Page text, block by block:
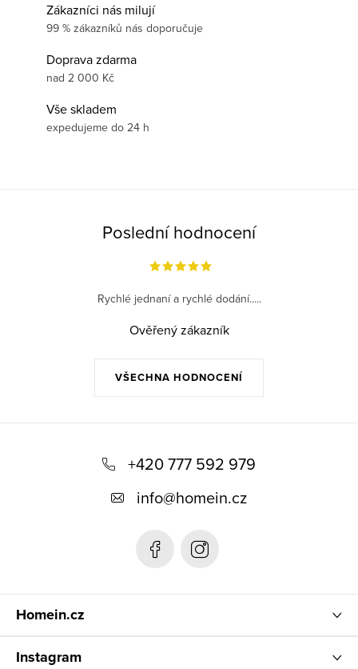
Zákazníci nás milují
99 % zákazníků nás doporučuje
Doprava zdarma
nad 2 000 Kč
Vše skladem
expedujeme do 24 h
Poslední hodnocení
VŠECHNA HODNOCENÍ
Rychlé jednaní a rychlé dodání.....
Ověřený zákazník
+420 777 592 979
info@homein.cz
Homein.cz
Instagram